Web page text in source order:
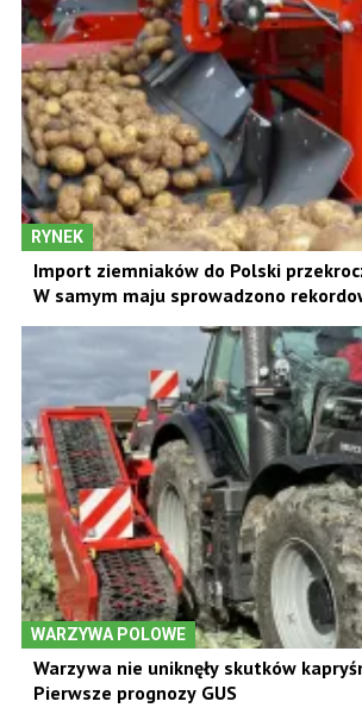
RYNEK
Import ziemniaków do Polski
W samym maju sprowadzono
WARZYWA POLOWE
Warzywa nie uniknęły skutków
Pierwsze prognozy GUS